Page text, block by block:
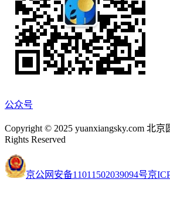
公众号
Copyright © 2025 yuanxiangsky.com 北
Rights Reserved
京公网安备11011502039094号京